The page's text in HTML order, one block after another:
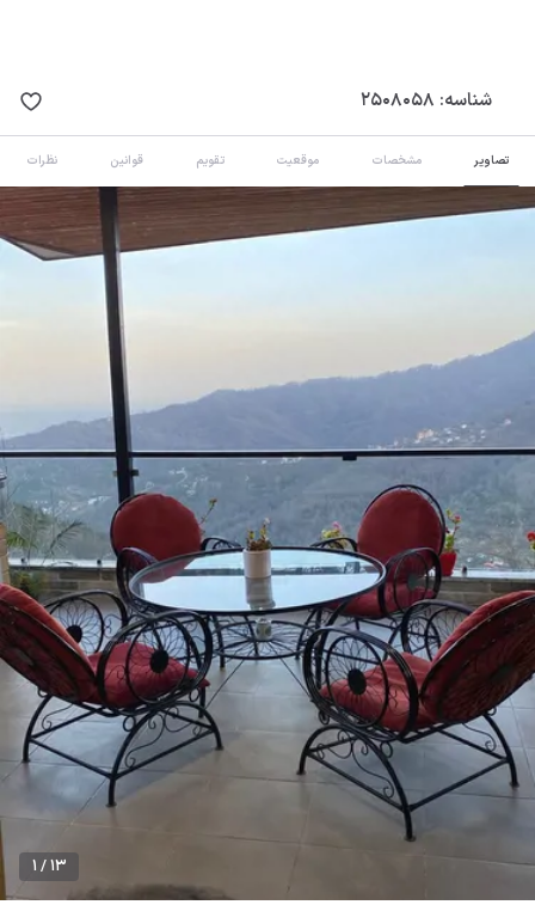
شناسه: 2508058
تصاویر مشخصات موقعیت تقویم قوانین نظرات
1 / 13